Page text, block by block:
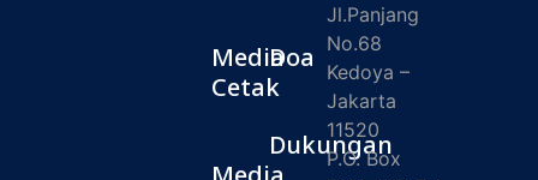
Media
Cetak
Doa
Dukungan
Jl.Panjang
No.68
Kedoya –
Jakarta
11520
P.O. Box